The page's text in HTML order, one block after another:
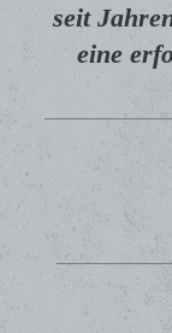
seit
eine